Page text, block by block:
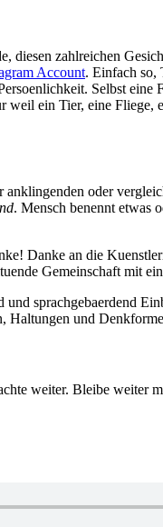
diesen zahlreichen
Account. Einfach so,
Selbst eine
weil ein Tier, eine Fliege,
oder
. Mensch benennt etwas
Danke an die
Gemeinschaft mit
sprachgebaerdend
und
weiter. Bleibe